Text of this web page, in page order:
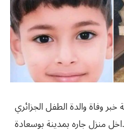
وفاة والدة الطفل الجزائري
منزل جاره بمدينة بوسعادة